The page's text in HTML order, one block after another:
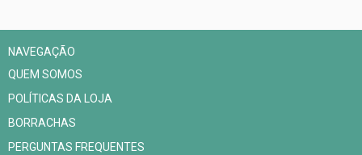
NAVEGAÇÃO
QUEM SOMOS
POLÍTICAS DA LOJA
BORRACHAS
PERGUNTAS FREQUENTES